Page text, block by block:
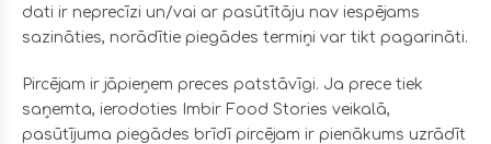
dati ir neprecīzi un/vai ar pasūtītāju nav iespējams
sazināties, norādītie piegādes termiņi var tikt pagarināti.
Pircējam ir jāpieņem preces patstāvīgi. Ja prece tiek
saņemta, ierodoties Imbir Food Stories veikalā,
pasūtījuma piegādes brīdī pircējam ir pienākums uzrādīt